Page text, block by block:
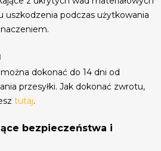
uszkodzenia podczas użytkowania
dokonać do 14 dni od
przesyłki. Jak dokonać zwrotu,
tutaj.
bezpieczeństwa i